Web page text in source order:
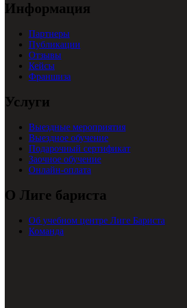
Информация
Партнеры
Публикации
Отзывы
Кейсы
Франшиза
Услуги
Выездные мероприятия
Выездное обучение
Подарочный сертификат
Заочное обучение
Онлайн-оплата
О Лиге бариста
Об учебном центре Лиге Бариста
Команда